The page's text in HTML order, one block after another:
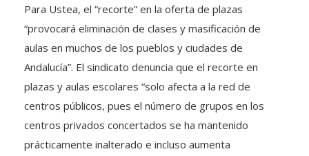
Para Ustea, el “recorte” en la oferta de plazas
“provocará eliminación de clases y masificación de
aulas en muchos de los pueblos y ciudades de
Andalucía”. El sindicato denuncia que el recorte en
plazas y aulas escolares “solo afecta a la red de
centros públicos, pues el número de grupos en los
centros privados concertados se ha mantenido
prácticamente inalterado e incluso aumenta